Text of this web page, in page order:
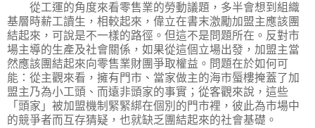
從工運的角度來看零售業的勞動議題，多半會想到組織
基層時薪工讀生，相較起來，偉立在書末激勵加盟主應該團
結起來，可說是不一樣的路徑。但這不是問題所在。反對市
場主導的生產及社會關係，如果從這個立場出發，加盟主當
然應該團結起來向零售業財團爭取權益。問題在於如何可
能：從主觀來看，擁有門市、當家做主的海市蜃樓掩蓋了加
盟主乃為小工頭、而遠非頭家的事實；從客觀來說，這些
「頭家」被加盟機制緊緊綁在個別的門市裡，彼此為市場中
的競爭者而互存猜疑，也就缺乏團結起來的社會基礎。